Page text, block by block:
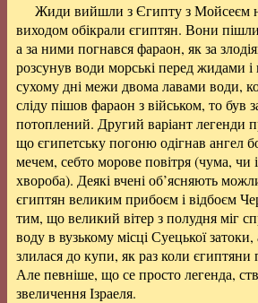
Жиди вийшли з Єгипту з Мойсеєм
виходом обікрали єгиптян. Вони
а за ними погнався фараон, як за
розсунув води морські перед жидами
сухому дні межи двома лавами води,
сліду пішов фараон з військом, то був
потоплений. Другий варіант легенди
що єгипетську погоню одігнав ангел
мечем, себто морове повітря (чума, чи
хвороба). Деякі вчені об’ясняють
єгиптян великим прибоєм і відбоєм
тим, що великий вітер з полудня міг
воду в вузькому місці Суецької
злилася до купи, як раз коли єгиптяни
Але певніше, що се просто легенда,
звеличення Ізраеля.